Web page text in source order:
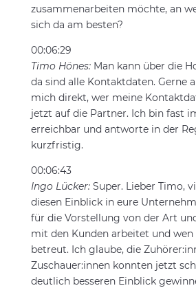
zusammenarbeiten möchte, an
sich da am besten?
00:06:29
Timo Hönes: Man kann über die
da sind alle Kontaktdaten. Gerne
mich direkt, wer meine
jetzt auf die Partner. Ich bin fast
erreichbar und antworte in der
kurzfristig.
00:06:43
Ingo Lücker: Super. Lieber Timo,
diesen Einblick in eure
für die Vorstellung von der Art
mit den Kunden arbeitet und wen
betreut. Ich glaube, die
Zuschauer:innen konnten jetzt
deutlich besseren Einblick